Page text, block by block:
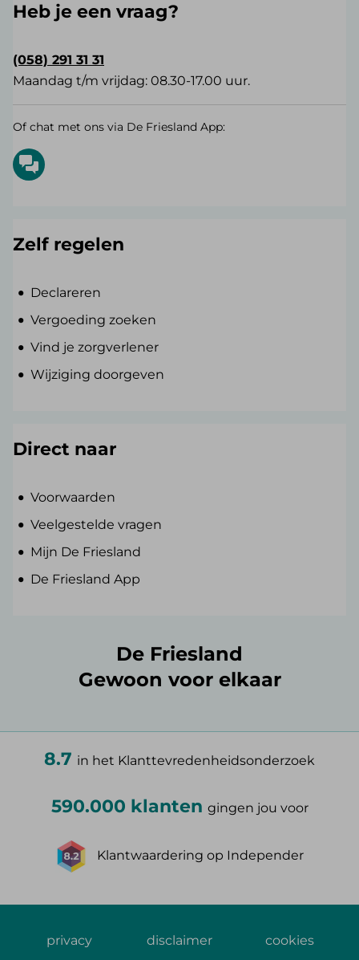
Heb je een vraag?
(058) 291 31 31
Maandag t/m vrijdag: 08.30-17.00 uur.
Of chat met ons via De Friesland App:
Zelf regelen
Declareren
Vergoeding zoeken
Vind je zorgverlener
Wijziging doorgeven
Direct naar
Voorwaarden
Veelgestelde vragen
Mijn De Friesland
De Friesland App
De Friesland
Gewoon voor elkaar
8.7 in het Klanttevredenheidsonderzoek
590.000 klanten gingen jou voor
Klantwaardering op Independer
privacy disclaimer cookies